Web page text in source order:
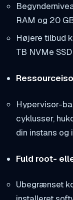
RAM og 20
Højere tilbud
TB NVMe
Hypervisor-
cyklusser,
din instans og
Fuld root-
Ubegrænset